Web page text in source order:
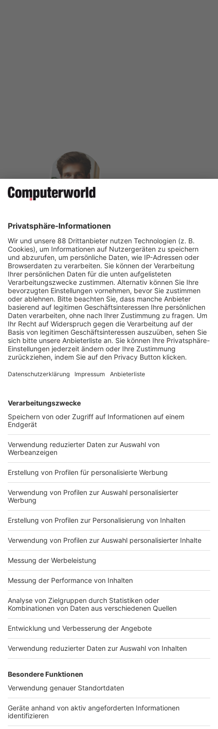
freier Journalist schreibt er über die Schwerpunktthemen
Business Software, Industrie 4.0 und digitale Ökonomie.
Auf Social Media teilen
ZUKUNFT DES SOFTWARE EN
GINEERINGS
KONTAKT UND IMPRESSUM
AGB
DATENSCHUTZ
MEDIADATEN BRIEFING (PDF)
MEDIADATEN PRINT (PDF)
MEDIADATEN NEWS-WEBSITE (PDF)
ALLE COMPUTERWORLD BRIEFINGS
STELLENMARKT
Computerworld Newsletter
JETZT ABONNIEREN